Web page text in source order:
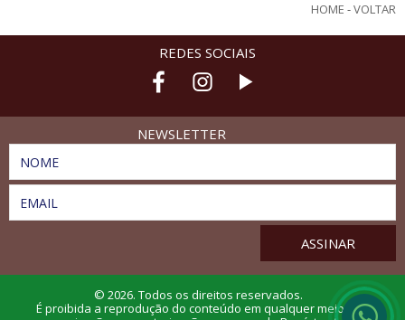
HOME -VOLTAR
REDES SOCIAIS
NEWSLETTER
NOME
EMAIL
© 2026. Todos os direitos reservados.
É proibida a reprodução do conteúdo em qualquer meio de